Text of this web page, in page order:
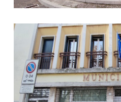
Foto Municipio di Piazza Nuova